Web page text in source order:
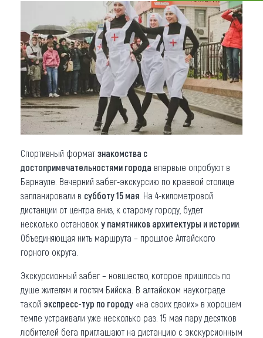
Что привезти (сувениры)
О регионе
Коллекция впечатлений
Другие рубрики
Спортивный формат знакомства с
достопримечательностями города впервые опробуют в
Барнауле. Вечерний забег-экскурсию по краевой столице
запланировали в субботу 15 мая . На 4-километровой
дистанции от центра вниз, к старому городу, будет
несколько остановок у памятников архитектуры и истории
Объединяющая нить маршрута – прошлое Алтайского
горного округа.
Экскурсионный забег – новшество, которое пришлось по
душе жителям и гостям Бийска. В алтайском наукограде
такой экспресс-тур по городу «на своих двоих» в хорошем
темпе устраивали уже несколько раз. 15 мая пару десятков
любителей бега приглашают на дистанцию с экскурсионным